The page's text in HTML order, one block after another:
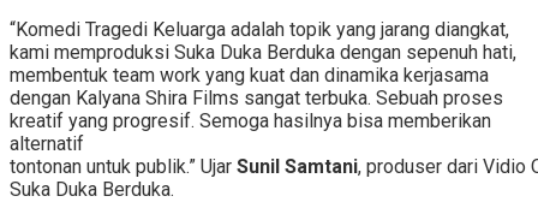
“Komedi Tragedi Keluarga adalah topik yang jarang diangkat,
kami memproduksi Suka Duka Berduka dengan sepenuh hati,
membentuk team work yang kuat dan dinamika kerjasama
dengan Kalyana Shira Films sangat terbuka. Sebuah proses
kreatif yang progresif. Semoga hasilnya bisa memberikan
alternatif
tontonan untuk publik.” Ujar Sunil Samtani, produser dari Vidio
Suka Duka Berduka.